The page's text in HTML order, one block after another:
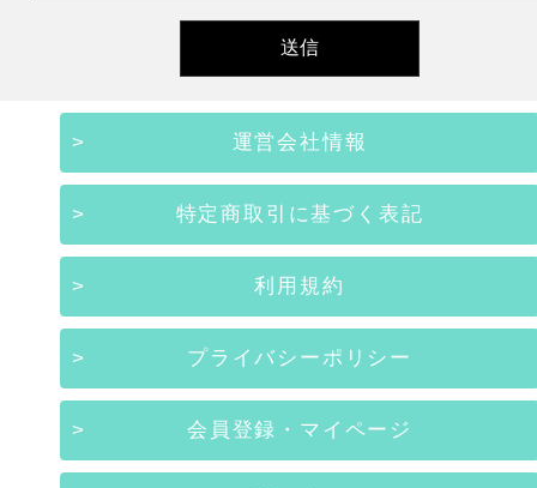
運営会社情報
特定商取引に基づく表記
利用規約
プライバシーポリシー
会員登録・マイページ